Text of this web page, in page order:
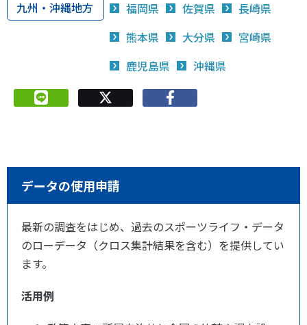
九州・沖縄地方 福岡県 佐賀県
長崎県
熊本県
大分県
宮崎県
鹿児島県
沖縄県
データの使用申請
最新の調査をはじめ、過去のスポーツライフ・データ
のローデータ（クロス集計結果を含む）を提供してい
ます。
活用例